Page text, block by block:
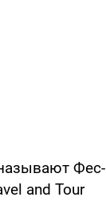
Фес-
and Tour